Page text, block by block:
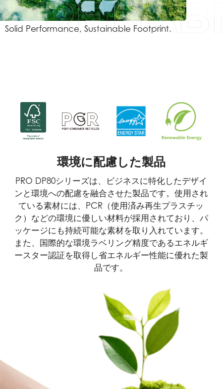
Solid Performance, Sustainable Footprint.
環境に配慮した製品
PRO DP80シリーズは、ビジネスに特化したデザイ
ンと環境への配慮を融合させた製品です。使用され
ている素材には、PCR（使用済み再生プラスチッ
ク）などの環境に優しい材料が採用されており、パ
ッケージにも持続可能な素材を取り入れています。
また、国際的な環境ラベリング精度であるエネルギ
ースター認証を取得し省エネルギー性能に優れた製
品です。